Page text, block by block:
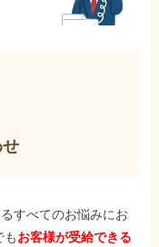
すべてのお悩みにお
もお客様が受給できる